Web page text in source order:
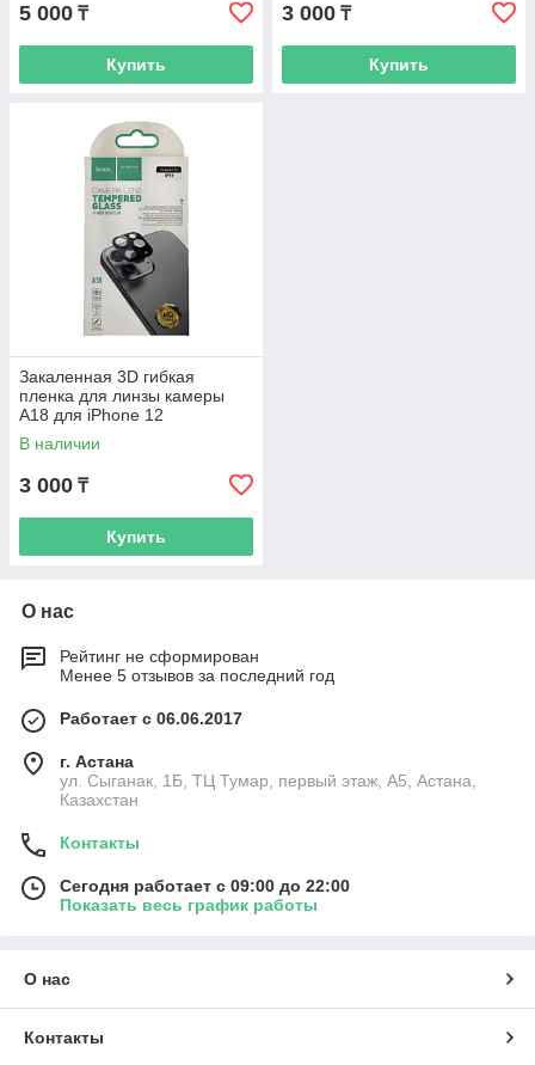
5 000 ₸
Купить
3 000 ₸
Купить
Закаленная 3D гибкая
пленка для линзы камеры
A18 для iPhone 12
В наличии
3 000 ₸
Купить
О нас
Рейтинг не сформирован
Менее 5 отзывов за последний год
Работает с 06.06.2017
г. Астана
ул. Сыганак, 1Б, ТЦ Тумар, первый этаж, А5, Астана,
Казахстан
Контакты
Сегодня работает с 09:00 до 22:00
Показать весь график работы
О нас
Контакты